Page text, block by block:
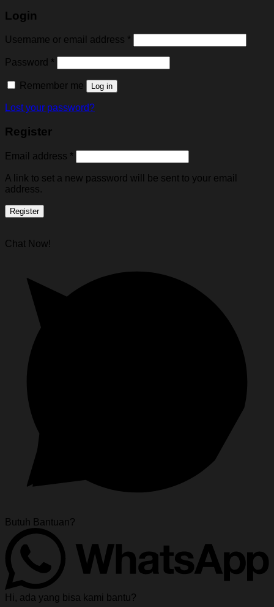
Login
Username or email address *
Password *
Remember me Log in
Lost your password?
Register
Email address *
A link to set a new password will be sent to your email
address.
Register
Chat Now!
Butuh Bantuan?
Hi, ada yang bisa kami bantu?